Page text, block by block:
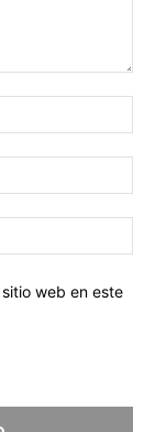
web en este